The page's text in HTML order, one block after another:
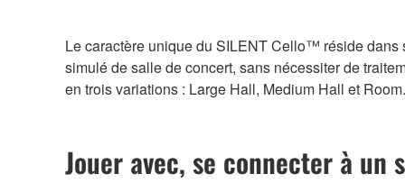
Le caractère unique du SILENT Cello™ réside dans
simulé de salle de concert, sans nécessiter de
en trois variations : Large Hall, Medium Hall et Room.
Jouer avec, se connecter à un